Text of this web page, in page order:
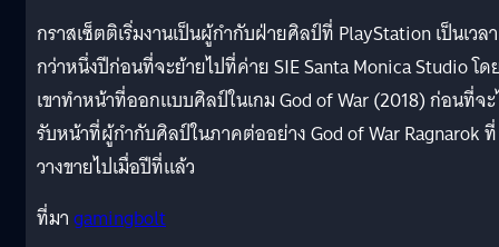
กราสเซ็ตติเริ่มงานเป็นผู้กำกับฝ่ายศิลป์ที่ PlayStation เป็นเวลา
กว่าหนึ่งปีก่อนที่จะย้ายไปที่ค่าย SIE Santa Monica Studio โด
เขาทำหน้าที่ออกแบบศิลป์ในเกม God of War (2018) ก่อนที่จ
รับหน้าที่ผู้กำกับศิลป์ในภาคต่ออย่าง God of War Ragnarok ที่
วางขายไปเมื่อปีที่แล้ว
ที่มาgamingbolt